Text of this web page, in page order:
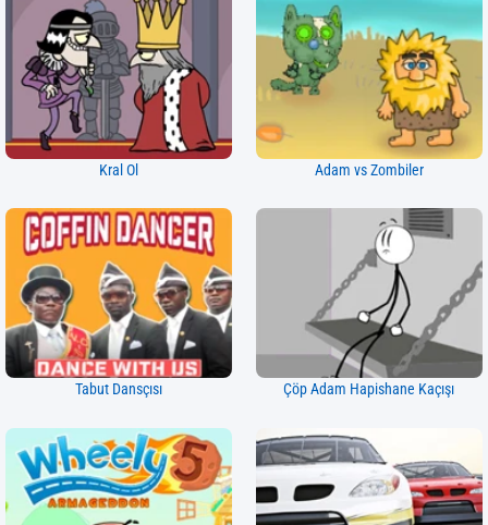
Kral Ol Adam vs Zombiler
Tabut Dansçısı Çöp Adam Hapishane Kaçışı